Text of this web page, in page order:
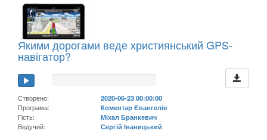
Якими дорогами веде християнський GPS-
навігатор?
Створено:
2020-06-23 00:00:00
Програма:
Коментар Євангелія
Гість:
Міхал Бранкевич
Ведучий:
Сергій Іваницький